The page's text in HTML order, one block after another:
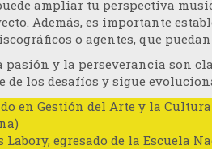
ampliar tu perspectiva
Además, es importante
o agentes, que
pasión y la perseverancia son
los desafíos y sigue
en Gestión del Arte y la
egresado de la Escuela